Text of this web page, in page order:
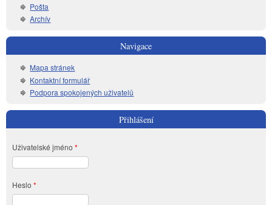
Pošta
Archív
Navigace
Mapa stránek
Kontaktní formulář
Podpora spokojených uživatelů
Přihlášení
Uživatelské jméno *
Heslo *